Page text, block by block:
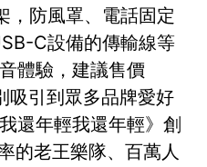
防風罩、電話固定
C設備的傳輸線等
體驗，建議售價
吸引到眾多品牌愛好
還年輕我還年輕》創
的老王樂隊、百萬人